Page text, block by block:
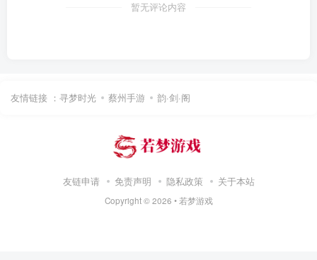
暂无评论内容
友情链接 ： 寻梦时光 蔡州手游 韵·剑·阁
友链申请 免责声明 隐私政策 关于本站
Copyright ©2026 • 若梦游戏